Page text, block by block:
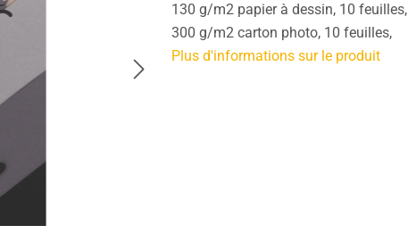
130 g/m2 papier à dessin, 10 feuilles,
300 g/m2 carton photo, 10 feuilles,
Plus d'informations sur le produit